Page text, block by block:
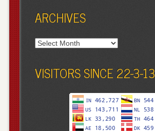
ARCHIVES
Archives
VISITORS SINCE 22-3-13